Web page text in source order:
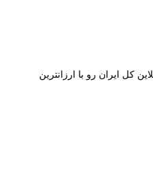
کل ایران رو با ارزانترین